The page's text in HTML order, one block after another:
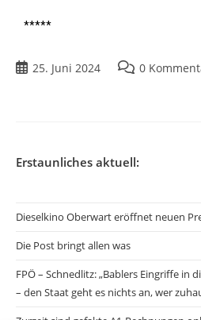
*****
25. Juni 2024 0
Erstaunliches aktuell:
Dieselkino Oberwart eröffnet neuen
Die Post bringt allen was
FPÖ – Schnedlitz: „Bablers Eingriffe in
– den Staat geht es nichts an, wer